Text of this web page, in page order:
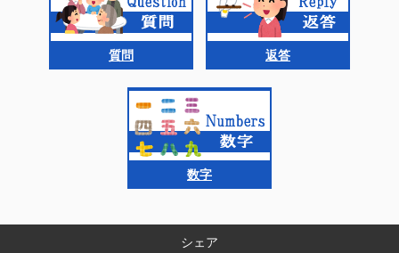
質問 返答
数字
シェア